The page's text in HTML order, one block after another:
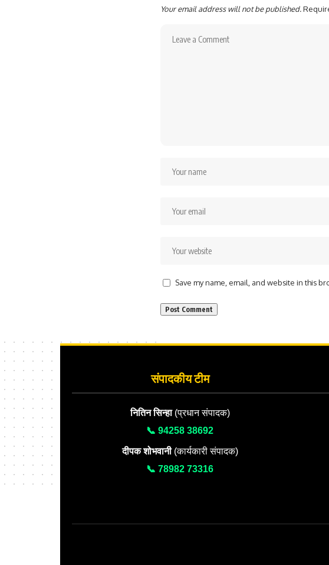
Your email address will not be published.
Save my name, email, and website in this
संपादकीय टीम
नितिन सिन्हा(प्रधान संपादक)
📞 94258 38692
दीपक शोभवानी(कार्यकारी संपादक)
📞 78982 73316